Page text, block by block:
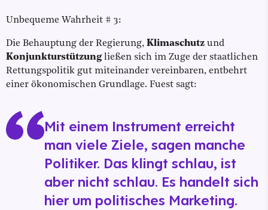
Unbequeme Wahrheit # 3:
Die Behauptung der Regierung, Klimaschutz und
Konjunkturstützungließen sich im Zuge der staatlichen
Rettungspolitik gut miteinander vereinbaren, entbehrt
einer ökonomischen Grundlage. Fuest sagt:
Mit einem Instrument erreicht
man viele Ziele, sagen manche
Politiker. Das klingt schlau, ist
aber nicht schlau. Es handelt sich
hier um politisches Marketing.